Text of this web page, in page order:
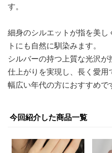
す。
細身のシルエットが指を美
トにも自然に馴染みます。
シルバーの持つ上質な光沢
仕上がりを実現し、長く愛
幅広い年代の方におすすめで
今回紹介した商品一覧